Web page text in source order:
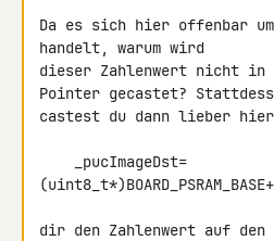
Da es sich hier offenbar
handelt, warum wird
dieser Zahlenwert nicht in
Pointer gecastet?
castest du dann lieber hier
dir den Zahlenwert auf